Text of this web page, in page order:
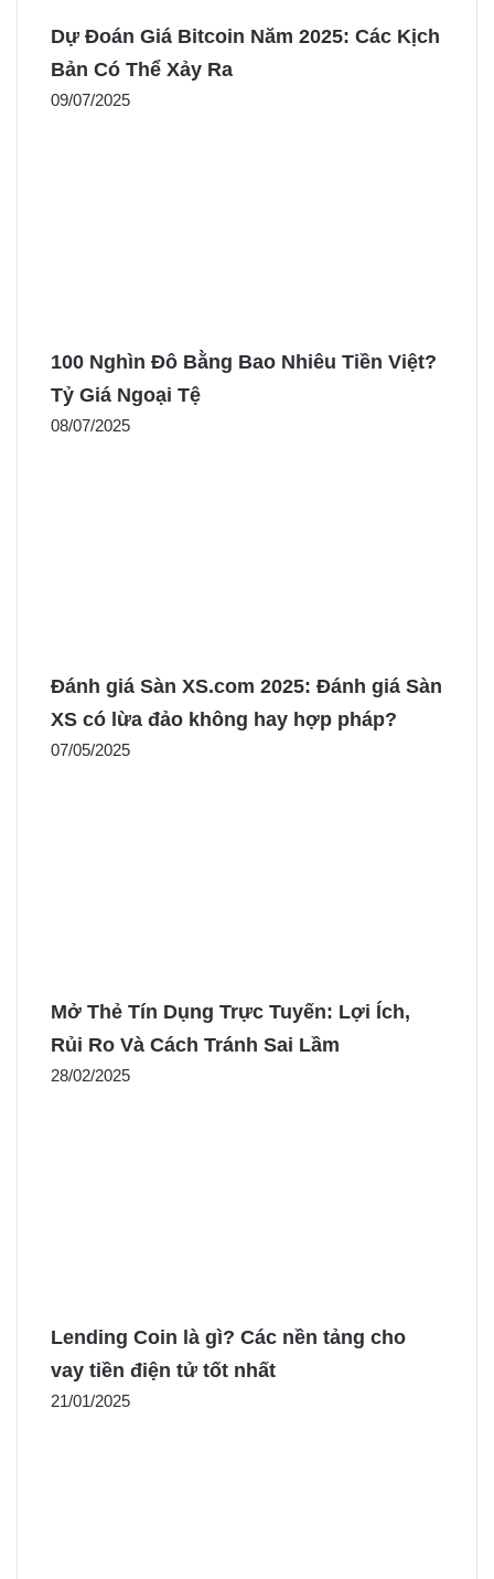
Dự Đoán Giá Bitcoin Năm 2025: Các Kịch
Bản Có Thể Xảy Ra
09/07/2025
100 Nghìn Đô Bằng Bao Nhiêu Tiền Việt?
Tỷ Giá Ngoại Tệ
08/07/2025
Đánh giá Sàn XS.com 2025: Đánh giá Sàn
XS có lừa đảo không hay hợp pháp?
07/05/2025
Mở Thẻ Tín Dụng Trực Tuyến: Lợi Ích,
Rủi Ro Và Cách Tránh Sai Lầm
28/02/2025
Lending Coin là gì? Các nền tảng cho
vay tiền điện tử tốt nhất
21/01/2025